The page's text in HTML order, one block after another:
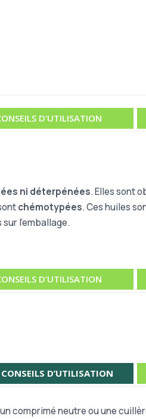
D’UTILISATION
ni déterpénées. Elles sont
chémotypées. Ces huiles
l’emballage.
D’UTILISATION
CONSEILS D’UTILISATION
un comprimé neutre ou une